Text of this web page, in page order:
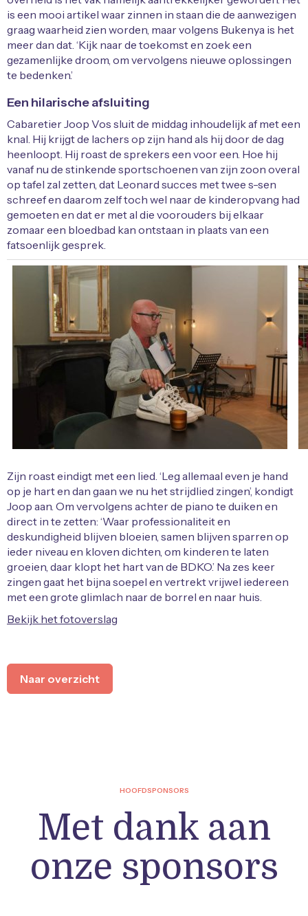
is een mooi artikel waar zinnen in staan die de aanwezigen
graag waarheid zien worden, maar volgens Bukenya is het
meer dan dat. ‘Kijk naar de toekomst en zoek een
gezamenlijke droom, om vervolgens nieuwe oplossingen
te bedenken.’
Een hilarische afsluiting
Cabaretier Joop Vos sluit de middag inhoudelijk af met een
knal. Hij krijgt de lachers op zijn hand als hij door de dag
heenloopt. Hij roast de sprekers een voor een. Hoe hij
vanaf nu de stinkende sportschoenen van zijn zoon overal
op tafel zal zetten, dat Leonard succes met twee s-sen
schreef en daarom zelf toch wel naar de kinderopvang had
gemoeten en dat er met al die voorouders bij elkaar
zomaar een bloedbad kan ontstaan in plaats van een
fatsoenlijk gesprek.
Zijn roast eindigt met een lied. ‘Leg allemaal even je hand
op je hart en dan gaan we nu het strijdlied zingen’, kondigt
Joop aan. Om vervolgens achter de piano te duiken en
direct in te zetten: ‘Waar professionaliteit en
deskundigheid blijven bloeien, samen blijven sparren op
ieder niveau en kloven dichten, om kinderen te laten
groeien, daar klopt het hart van de BDKO.’ Na zes keer
zingen gaat het bijna soepel en vertrekt vrijwel iedereen
met een grote glimlach naar de borrel en naar huis.
Bekijk het fotoverslag
Naar overzicht
HOOFDSPONSORS
Met dank aan
onze sponsors